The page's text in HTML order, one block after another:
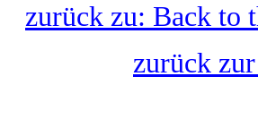
zurück zu: Back to
zurück